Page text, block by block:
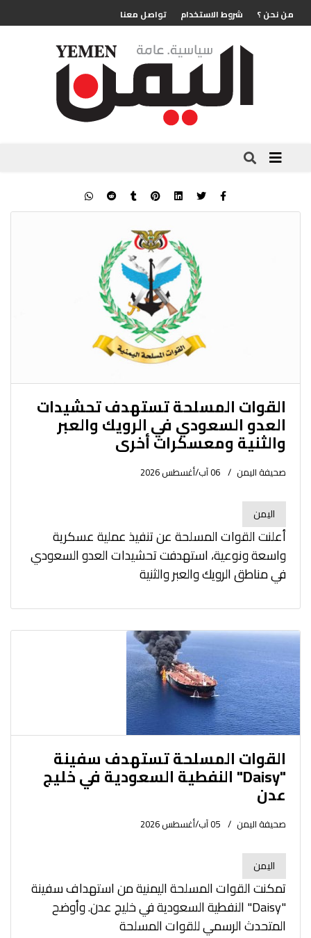
من نحن ؟ شروط الاستخدام تواصل معنا
القوات المسلحة تستهدف تحشيدات
العدو السعودي في الرويك والعبر
والثنية ومعسكرات أخرى
صحيفة اليمن 06 آب/أغسطس 2026
اليمن
أعلنت القوات المسلحة عن تنفيذ عملية عسكرية
واسعة ونوعية، استهدفت تحشيدات العدو السعودي
في مناطق الرويك والعبر والثنية
القوات المسلحة تستهدف سفينة
"Daisy" النفطية السعودية في خليج
عدن
صحيفة اليمن 05 آب/أغسطس 2026
اليمن
تمكنت القوات المسلحة اليمنية من استهداف سفينة
"Daisy" النفطية السعودية في خليج عدن. وأوضح
المتحدث الرسمي للقوات المسلحة